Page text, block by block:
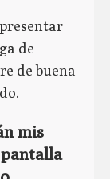
de
de buena
mis